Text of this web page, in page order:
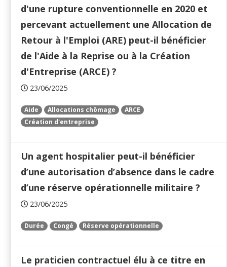
d'une rupture conventionnelle en 2020 et
percevant actuellement une Allocation de
Retour à l'Emploi (ARE) peut-il bénéficier
de l'Aide à la Reprise ou à la Création
d'Entreprise (ARCE) ?
23/06/2025
Aide Allocations chômage
ARCE
Création d'entreprise
Un agent hospitalier peut-il bénéficier
d’une autorisation d’absence dans le cadre
d’une réserve opérationnelle militaire ?
23/06/2025
Durée Congé Réserve opérationnelle
Le praticien contractuel élu à ce titre en